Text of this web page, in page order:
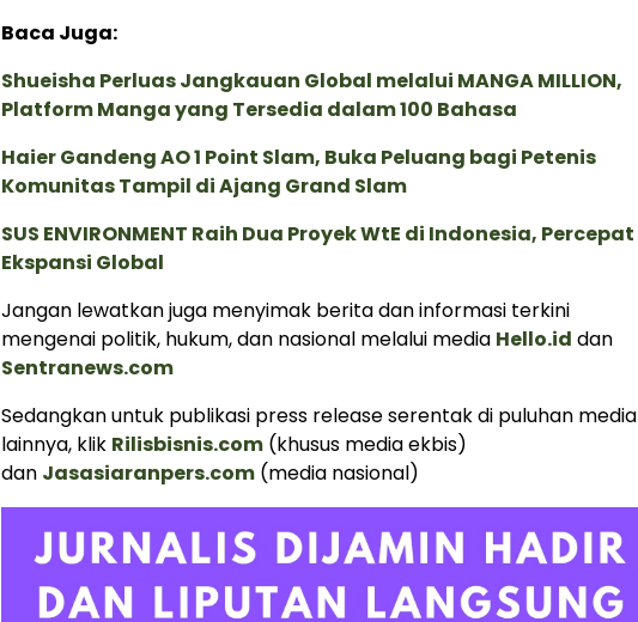
Baca Juga:
Shueisha Perluas Jangkauan Global melalui MANGA MILLION,
Platform Manga yang Tersedia dalam 100 Bahasa
Haier Gandeng AO 1 Point Slam, Buka Peluang bagi Petenis
Komunitas Tampil di Ajang Grand Slam
SUS ENVIRONMENT Raih Dua Proyek WtE di Indonesia, Percepat
Ekspansi Global
Jangan lewatkan juga menyimak berita dan informasi terkini
mengenai politik, hukum, dan nasional melalui media Hello.id dan
Sentranews.com
Sedangkan untuk publikasi press release serentak di puluhan media
lainnya, klik Rilisbisnis.com (khusus media ekbis)
dan Jasasiaranpers.com (media nasional)